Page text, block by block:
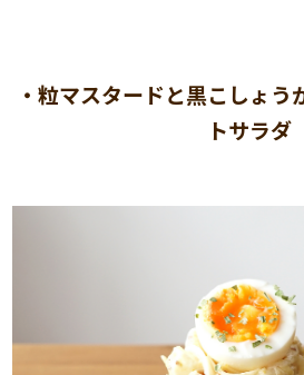
・粒マスタードと黒こしょう
トサラダ